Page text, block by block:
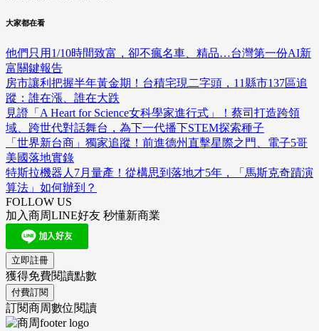
大家都在看
他們只用1/10時間致富，卻不瘋名車、精品…台灣第一份AI新
富關鍵報告
房市讓利把握半年黃金期！台積宅現二字頭，11縣市137區追
蹤：誰在漲、誰在大跌
見證「A Heart for Science女科學家進行式」！蔡司打造跨領
域、跨世代對話舞台，為下一代播下STEM探索種子
「世界新台商」獨家追蹤！前進德州直擊星際之門、電子5哥
美國落地實錄
特斯拉機器人7月量產！從構思到落地才5年，「馬斯克奇蹟演
算法」如何辦到？
FOLLOW US
加入商周LINE好友 秒懂新商業
立即註冊
獲得免費閱讀點數
付費訂閱
訂閱商周數位閱讀